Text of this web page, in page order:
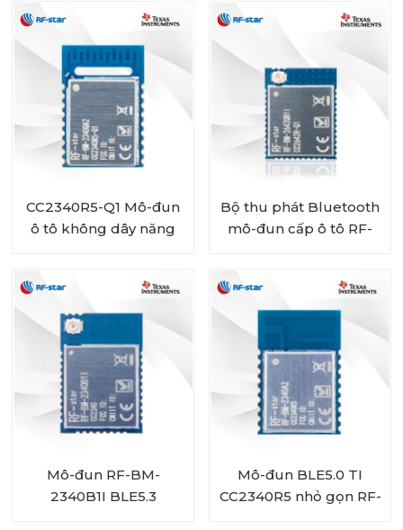
CC2340R5-Q1 Mô-đun
ô tô không dây năng
Bộ thu phát Bluetooth
mô-đun cấp ô tô RF-
Mô-đun RF-BM-
2340B1I BLE5.3
Mô-đun BLE5.0 TI
CC2340R5 nhỏ gọn RF-